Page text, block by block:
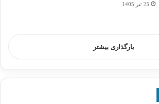
25 تیر 1405
بارگذاری بیشتر